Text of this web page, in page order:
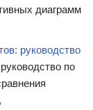
диаграмм
руководство
по